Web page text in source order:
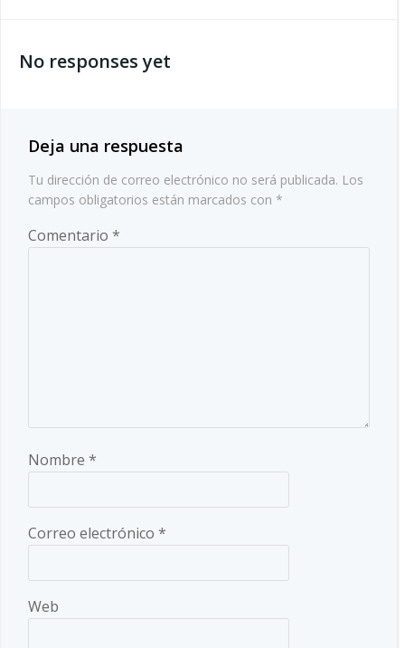
las
por
las
entradas
No responses yet
Deja una respuesta
Tu dirección de correo electrónico no será publicada. Los
campos obligatorios están marcados con *
Comentario *
Nombre *
Correo electrónico *
Web